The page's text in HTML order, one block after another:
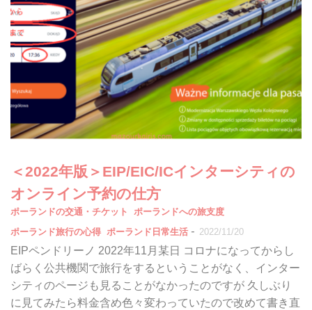
＜2022年版＞EIP/EIC/ICインターシティの
オンライン予約の仕方
ポーランドの交通・チケット
ポーランドへの旅支度
ポーランド旅行の心得 ポーランド日常生活 - 2022/11/20
EIPペンドリーノ 2022年11月某日 コロナになってからし
ばらく公共機関で旅行をするということがなく、インター
シティのページも見ることがなかったのですが 久しぶり
に見てみたら料金含め色々変わっていたので改めて書き直